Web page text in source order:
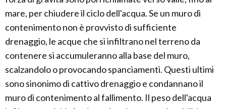
mare, per chiudere il ciclo dell'acqua. Se un muro di
contenimento non è provvisto di sufficiente
drenaggio, le acque che si infiltrano nel terreno da
contenere si accumuleranno alla base del muro,
scalzandolo o provocando spanciamenti. Questi ultimi
sono sinonimo di cattivo drenaggio e condannano il
muro di contenimento al fallimento. Il peso dell'acqua